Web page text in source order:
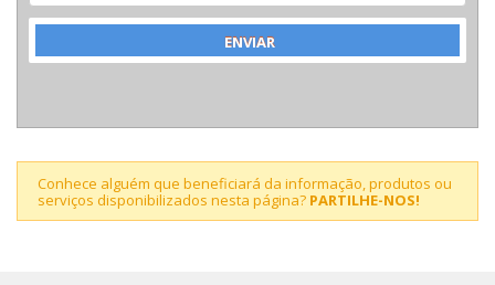
Conhece alguém que beneficiará da informação, produtos ou
serviços disponibilizados nesta página? PARTILHE-NOS!